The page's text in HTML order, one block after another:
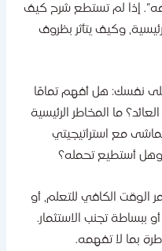
إذا لم تستطع شرح كيف
وكيف يتأثر بظروف
نفسك: هل أفهم تمامًا
ما المخاطر الرئيسية
مع استراتيجيتي
أستطيع تحمله؟
الكافي للتعلم، أو
تجنب الاستثمار.
لا تفهمه.